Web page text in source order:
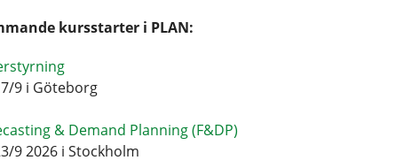
kursstarter i PLAN:
9 i Göteborg
& Demand Planning (F&DP)
9 2026 i Stockholm